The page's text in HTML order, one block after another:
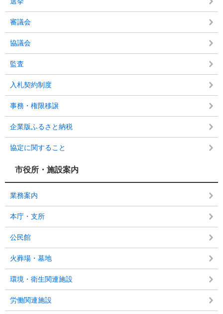
審議会
協議会
監査
入札契約制度
事務・権限移譲
企業版ふるさと納税
協定に関すること
市役所・施設案内
業務案内
本庁・支所
公民館
火葬場・墓地
環境・衛生関連施設
労働関連施設